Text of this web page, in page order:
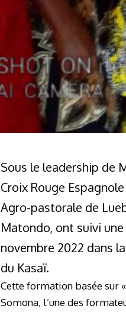
Sous le leadership de
Croix Rouge
Agro-pastorale de
Matondo, ont suivi
novembre 2022 dans
du Kasaï.
Cette formation basée sur
Somona, l’une des